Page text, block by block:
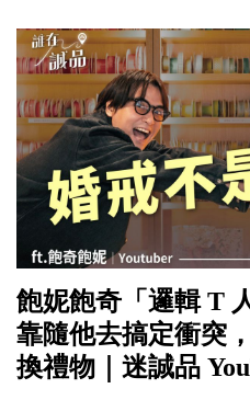
飽妮飽奇「邏輯 T
靠隨他去搞定衝突
換禮物｜迷誠品